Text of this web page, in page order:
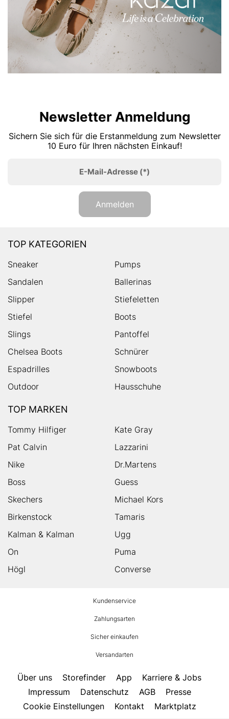
Newsletter Anmeldung
Sichern Sie sich für die Erstanmeldung zum Newsletter
10 Euro für Ihren nächsten Einkauf!
E-Mail-Adresse (*)
Anmelden
TOP KATEGORIEN
Sneaker
Pumps
Sandalen
Ballerinas
Slipper
Stiefeletten
Stiefel
Boots
Slings
Pantoffel
Chelsea Boots
Schnürer
Espadrilles
Snowboots
Outdoor
Hausschuhe
TOP MARKEN
Tommy Hilfiger
Kate Gray
Pat Calvin
Lazzarini
Nike
Dr.Martens
Boss
Guess
Skechers
Michael Kors
Birkenstock
Tamaris
Kalman & Kalman
Ugg
On
Puma
Högl
Converse
Kundenservice
Zahlungsarten
Sicher einkaufen
Versandarten
Über uns Storefinder App
Karriere & Jobs
Impressum
Datenschutz AGB
Presse
Cookie Einstellungen
Kontakt Marktplatz